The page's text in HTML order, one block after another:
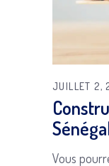
JUILLET 2,
Vous